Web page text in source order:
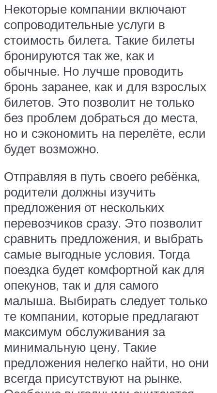
Некоторые компании включают
сопроводительные услуги в
стоимость билета. Такие билеты
бронируются так же, как и
обычные. Но лучше проводить
бронь заранее, как и для взрослых
билетов. Это позволит не только
без проблем добраться до места,
но и сэкономить на перелёте, если
будет возможно.
Отправляя в путь своего ребёнка,
родители должны изучить
предложения от нескольких
перевозчиков сразу. Это позволит
сравнить предложения, и выбрать
самые выгодные условия. Тогда
поездка будет комфортной как для
опекунов, так и для самого
малыша. Выбирать следует только
те компании, которые предлагают
максимум обслуживания за
минимальную цену. Такие
предложения нелегко найти, но они
всегда присутствуют на рынке.